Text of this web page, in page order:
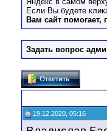
Если Вы будете
Вам сайт
Задать вопрос
19.12.2020, 05:16